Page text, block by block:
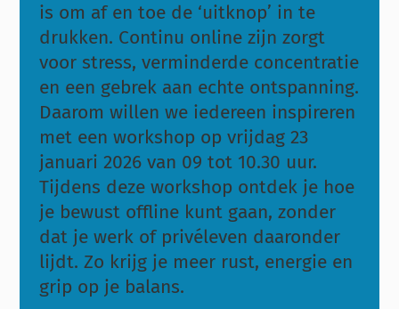
is om af en toe de ‘uitknop’ in te
drukken. Continu online zijn zorgt
voor stress, verminderde concentratie
en een gebrek aan echte ontspanning.
Daarom willen we iedereen inspireren
met een workshop op vrijdag 23
januari 2026 van 09 tot 10.30 uur.
Tijdens deze workshop ontdek je hoe
je bewust offline kunt gaan, zonder
dat je werk of privéleven daaronder
lijdt. Zo krijg je meer rust, energie en
grip op je balans.